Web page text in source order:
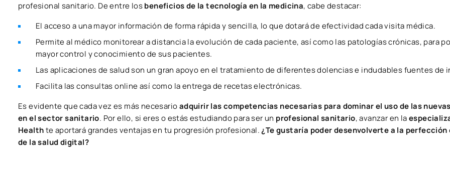
profesional sanitario. De entre losbeneficios de la tecnología en la medicina, cabe destacar:
El acceso a una mayor información de forma rápida y sencilla, lo que dotará de efectividad cada visita médica.
Permite al médico monitorear a distancia la evolución de cada paciente, así como las patologías crónicas, para
mayor control y conocimiento de sus pacientes.
Las aplicaciones de salud son un gran apoyo en el tratamiento de diferentes dolencias e indudables fuentes de
Facilita las consultas online así como la entrega de recetas electrónicas.
Es evidente que cada vez es más necesarioadquirir las competencias necesarias para dominar el uso de las
en el sector sanitario. Por ello, si eres o estás estudiando para ser un profesional sanitario, avanzar en la
Healthte aportará grandes ventajas en tu progresión profesional.¿Te gustaría poder desenvolverte a la perfección
de la salud digital?